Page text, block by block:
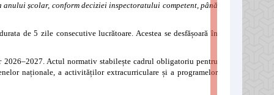
școlar, conform deciziei inspectoratului competent, până
de 5 zile consecutive lucrătoare. Acestea se desfășoară în
Actul normativ stabilește cadrul obligatoriu pentru
naționale, a activităților extracurriculare și a programelor